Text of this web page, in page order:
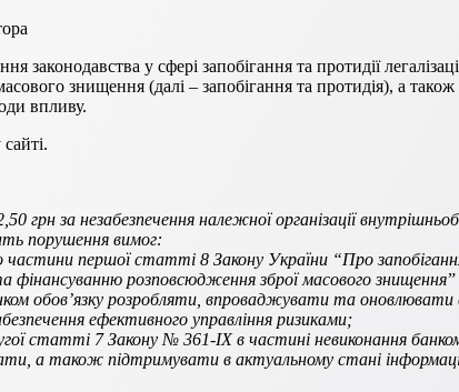
законодавства у сфері запобігання та протидії
знищення (далі – запобігання та протидія), а
впливу.
грн за незабезпечення належної організації
порушення вимог:
частини першої статті 8 Закону України “Про
фінансуванню розповсюдження зброї масового
обов’язку розробляти, впроваджувати та
ефективного управління ризиками;
статті 7 Закону № 361-IХ в частині невиконання
а також підтримувати в актуальному стані